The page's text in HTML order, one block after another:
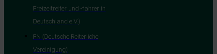
Freizeitreiter und -fahrer in
Deutschland e.V.)
FN (Deutsche Reiterliche
Vereinigung)